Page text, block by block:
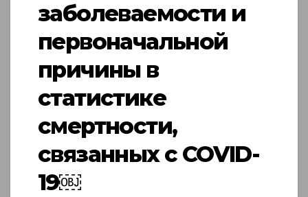
заболеваемости и
первоначальной
причины в
статистике
смертности,
связанных с COVID-
19￼